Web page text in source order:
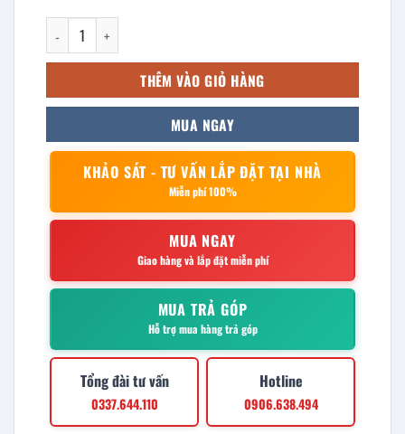
Thùng đá âm bàn có khay topping 600x400x400mm số lượng
THÊM VÀO GIỎ HÀNG
MUA NGAY
KHẢO SÁT - TƯ VẤN LẮP ĐẶT TẠI NHÀ
Miễn phí 100%
MUA NGAY
Giao hàng và lắp đặt miễn phí
MUA TRẢ GÓP
Hỗ trợ mua hàng trả góp
Tổng đài tư vấn
0337.644.110
Hotline
0906.638.494